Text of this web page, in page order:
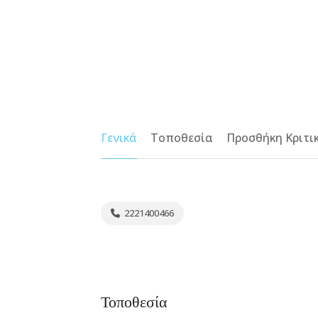
Γενικά Τοποθεσία Προσθήκη
2221400466
Τοποθεσία